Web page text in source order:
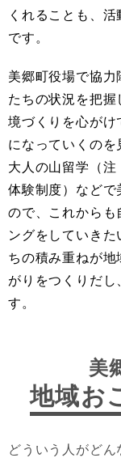
くれることも、
です。
美郷町役場で協力
たちの状況を把
境づくりを心がけ
になっていくの
大人の山留学（
体験制度）などで
ので、これからも
ングをしていき
ちの積み重ねが
がりをつくりだし
す。
美
地域お
どういう人がど